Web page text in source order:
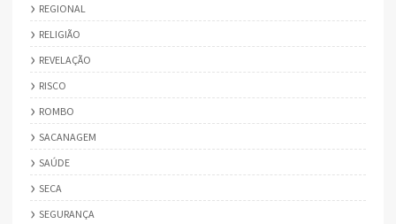
REGIONAL
RELIGIÃO
REVELAÇÃO
RISCO
ROMBO
SACANAGEM
SAÚDE
SECA
SEGURANÇA